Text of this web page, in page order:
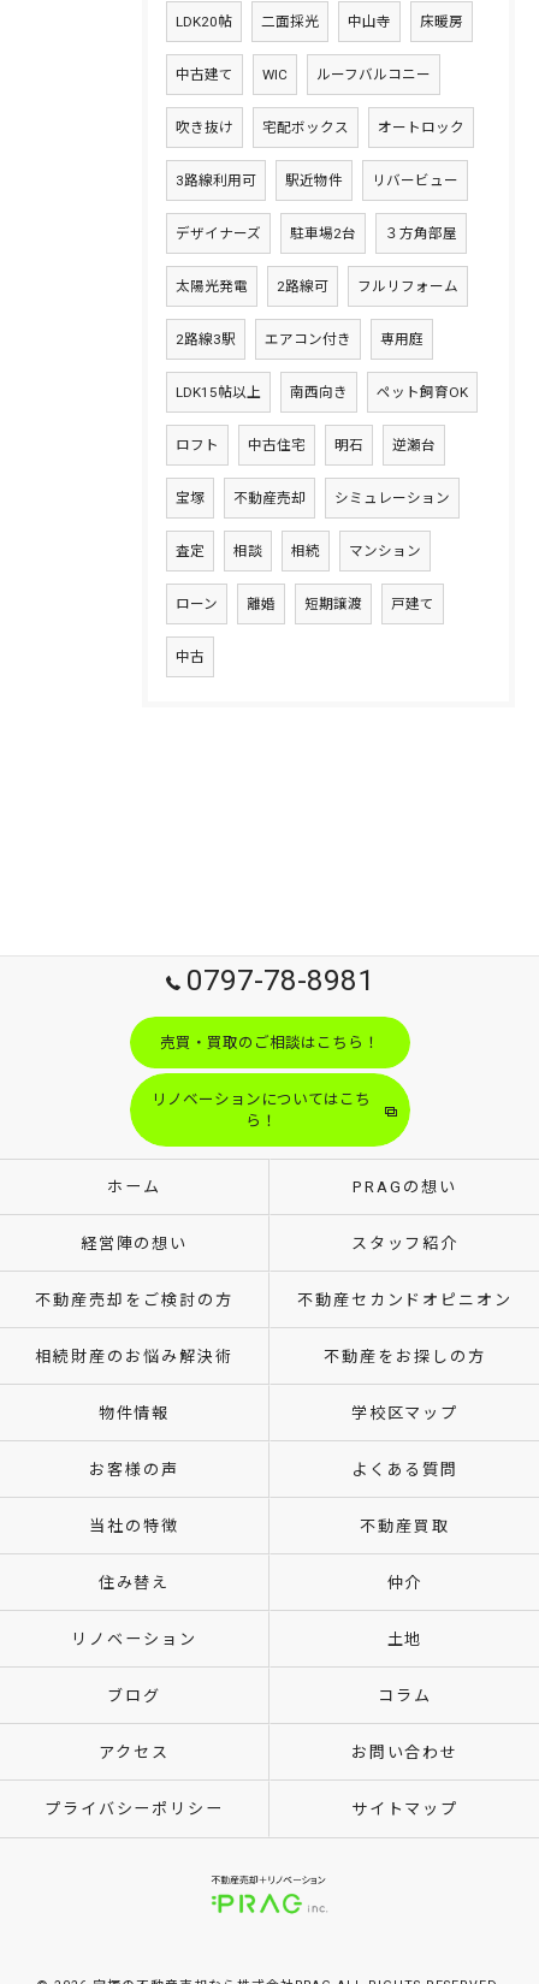
LDK20帖 二面採光 中山寺 床暖房
中古建て WIC ルーフバルコニー
吹き抜け 宅配ボックス オートロック
3路線利用可 駅近物件 リバービュー
デザイナーズ 駐車場2台 ３方角部屋
太陽光発電 2路線可 フルリフォーム
2路線3駅 エアコン付き 専用庭
LDK15帖以上 南西向き ペット飼育OK
ロフト 中古住宅 明石 逆瀬台
宝塚 不動産売却 シミュレーション
査定 相談 相続 マンション
ローン 離婚 短期譲渡 戸建て
中古
0797-78-8981
売買・買取のご相談はこちら！
リノベーションについてはこち
ら！
ホーム PRAGの想い
経営陣の想い スタッフ紹介
不動産売却をご検討の方 不動産セカンドオピニオン
相続財産のお悩み解決術 不動産をお探しの方
物件情報 学校区マップ
お客様の声 よくある質問
当社の特徴 不動産買取
住み替え 仲介
リノベーション 土地
ブログ コラム
アクセス お問い合わせ
プライバシーポリシー サイトマップ